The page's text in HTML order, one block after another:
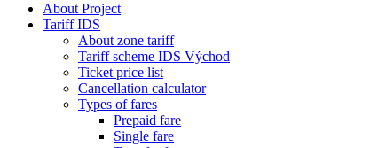
About Project
Tariff IDS
About zone tariff
Tariff scheme IDS Východ
Ticket price list
Cancellation calculator
Types of fares
Prepaid fare
Single fare